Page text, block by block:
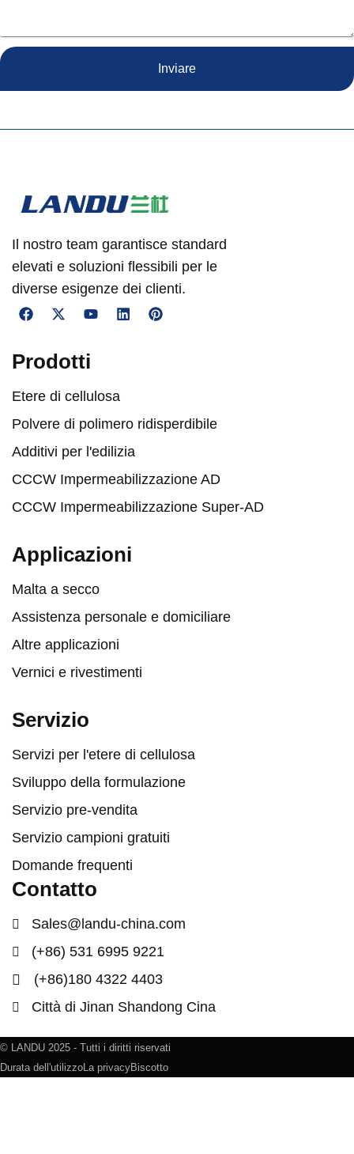
Inviare
Il nostro team garantisce standard
elevati e soluzioni flessibili per le
diverse esigenze dei clienti.
Prodotti
Etere di cellulosa
Polvere di polimero ridisperdibile
Additivi per l'edilizia
CCCW Impermeabilizzazione AD
CCCW Impermeabilizzazione Super-AD
Applicazioni
Malta a secco
Assistenza personale e domiciliare
Altre applicazioni
Vernici e rivestimenti
Servizio
Servizi per l'etere di cellulosa
Sviluppo della formulazione
Servizio pre-vendita
Servizio campioni gratuiti
Domande frequenti
Contatto
Sales@landu-china.com
(+86) 531 6995 9221
(+86)180 4322 4403
Città di Jinan Shandong Cina
© LANDU 2025 - Tutti i diritti riservati
Durata dell'utilizzoLa privacyBiscotto